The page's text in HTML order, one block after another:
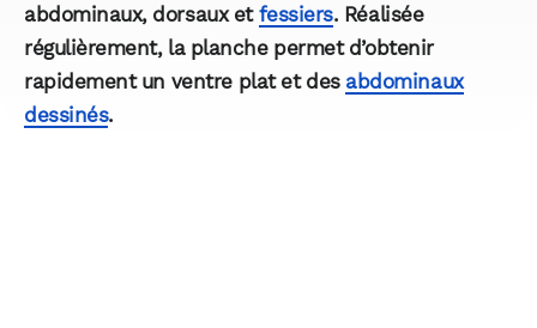
abdominaux, dorsaux et fessiers. Réalisée
régulièrement, la planche permet d’obtenir
rapidement un ventre plat et des abdominaux
dessinés.